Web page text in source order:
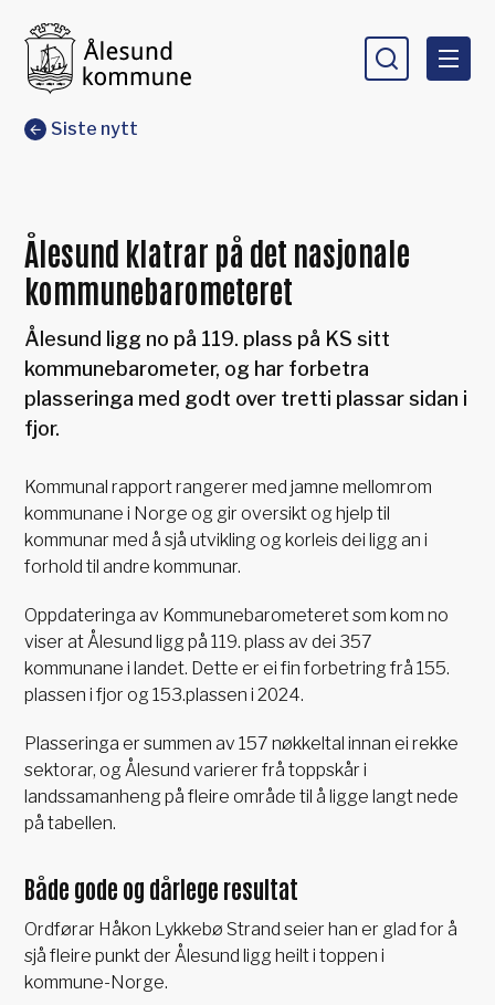
Du er her:
Siste nytt
Ålesund klatrar på det nasjonale
kommunebarometeret
Ålesund ligg no på 119. plass på KS sitt
kommunebarometer, og har forbetra
plasseringa med godt over tretti plassar sidan i
fjor.
Kommunal rapport rangerer med jamne mellomrom
kommunane i Norge og gir oversikt og hjelp til
kommunar med å sjå utvikling og korleis dei ligg an i
forhold til andre kommunar.
Oppdateringa av Kommunebarometeret som kom no
viser at Ålesund ligg på 119. plass av dei 357
kommunane i landet. Dette er ei fin forbetring frå 155.
plassen i fjor og 153.plassen i 2024.
Plasseringa er summen av 157 nøkkeltal innan ei rekke
sektorar, og Ålesund varierer frå toppskår i
landssamanheng på fleire område til å ligge langt nede
på tabellen.
Både gode og dårlege resultat
Ordførar Håkon Lykkebø Strand seier han er glad for å
sjå fleire punkt der Ålesund ligg heilt i toppen i
kommune-Norge.